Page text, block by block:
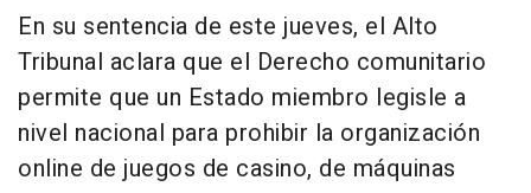
En su sentencia de este jueves, el Alto
Tribunal aclara que el Derecho comunitario
permite que un Estado miembro legisle a
nivel nacional para prohibir la organización
online de juegos de casino, de máquinas